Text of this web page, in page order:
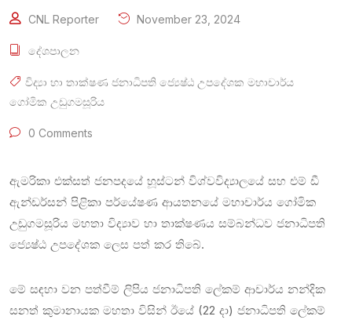
CNL Reporter November 23, 2024
දේශපාලන
විද්‍යා හා තාක්ෂණ ජනාධිපති ජ්‍යෙෂ්ඨ උපදේශක මහාචාර්ය
ගෝමික උඩුගමසූරිය
0 Comments
ඇමරිකා එක්සත් ජනපදයේ හූස්ටන් විශ්වවිද්‍යාලයේ සහ එම් ඩී
ඇන්ඩර්සන් පිළිකා පර්යේෂණ ආයතනයේ මහාචාර්ය ගෝමික
උඩුගමසූරිය මහතා විද්‍යාව හා තාක්ෂණය සම්බන්ධව ජනාධිපති
ජ්‍යෙෂ්ඨ උපදේශක ලෙස පත් කර තිබේ.
මේ සඳහා වන පත්වීම් ලිපිය ජනාධිපති ලේකම් ආචාර්ය නන්දික
සනත් කුමානායක මහතා විසින් ඊයේ (22 දා) ජනාධිපති ලේකම්